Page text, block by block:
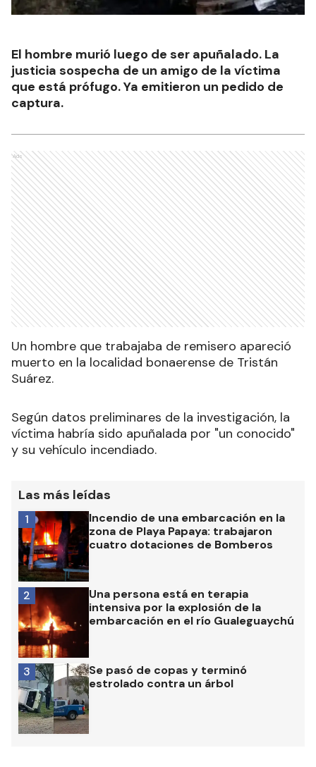
El hombre murió luego de ser apuñalado. La
justicia sospecha de un amigo de la víctima
que está prófugo. Ya emitieron un pedido de
captura.
Ads
Un hombre que trabajaba de remisero apareció
muerto en la localidad bonaerense de Tristán
Suárez.
Según datos preliminares de la investigación, la
víctima habría sido apuñalada por "un conocido"
y su vehículo incendiado.
Las más leídas
Incendio de una embarcación en la
zona de Playa Papaya: trabajaron
cuatro dotaciones de Bomberos
1
Una persona está en terapia
intensiva por la explosión de la
embarcación en el río Gualeguaychú
2
Se pasó de copas y terminó
estrolado contra un árbol
3